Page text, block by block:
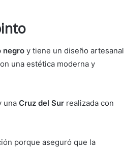
negro y tiene un diseño artesanal
una estética moderna y
unaCruz del Sur realizada con
porque aseguró que la